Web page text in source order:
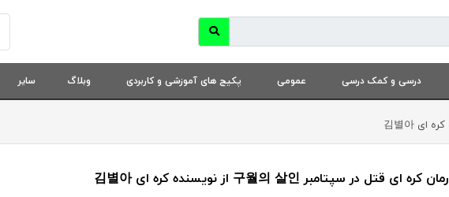
درسی و کمک درسی عمومی پکیج های آموزشی و کاربردی وبلاگ سایر
رمان کره ای قتل در سپتامبر 구월의 살인 از نویسنده کره ای 김별아